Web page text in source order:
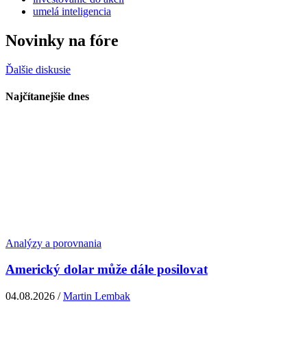
umelá inteligencia
Novinky na fóre
Ďalšie diskusie
Najčítanejšie dnes
Analýzy a porovnania
Americký dolar může dále posilovat
04.08.2026 /Martin Lembak